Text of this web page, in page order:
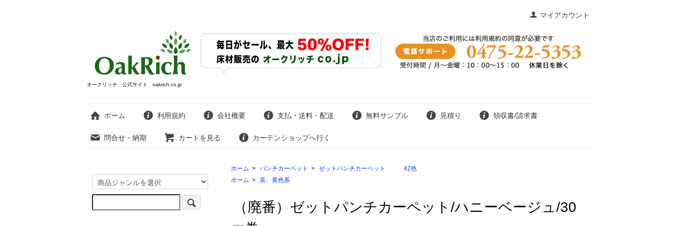
マイアカウント
オークリッチ 公式サイト oakrich.co.jp
ホーム 利用規約 会社概要 支払・送料・配送 無料サンプル 見積り 領収書/請求書
問合せ・納期 カートを見る カーテンショップへ行く
ホーム > パンチカーペット > ゼットパンチカーペット 42色
ホーム > 茶、黄色系
（廃番）ゼットパンチカーペット/ハニーベージュ/30